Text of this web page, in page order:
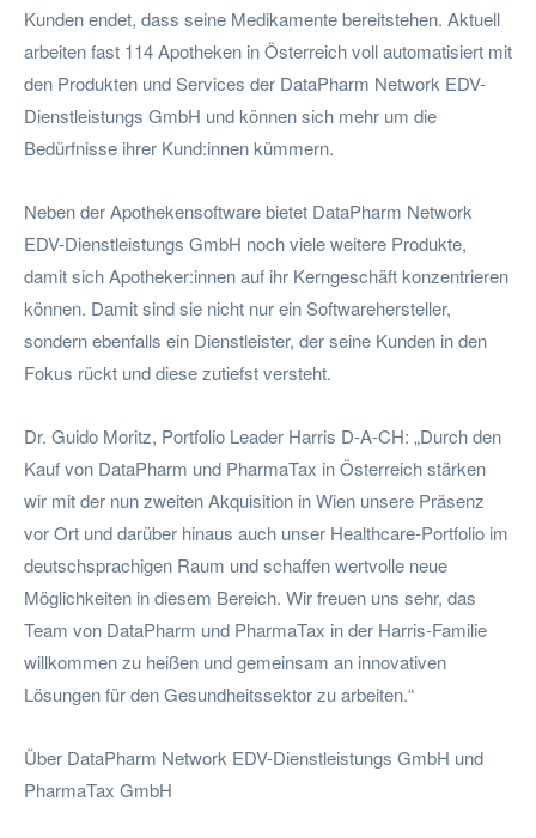
Kunden endet, dass seine Medikamente bereitstehen. Aktuell
arbeiten fast 114 Apotheken in Österreich voll automatisiert mit
den Produkten und Services der DataPharm Network EDV-
Dienstleistungs GmbH und können sich mehr um die
Bedürfnisse ihrer Kund:innen kümmern.
Neben der Apothekensoftware bietet DataPharm Network
EDV-Dienstleistungs GmbH noch viele weitere Produkte,
damit sich Apotheker:innen auf ihr Kerngeschäft konzentrieren
können. Damit sind sie nicht nur ein Softwarehersteller,
sondern ebenfalls ein Dienstleister, der seine Kunden in den
Fokus rückt und diese zutiefst versteht.
Dr. Guido Moritz, Portfolio Leader Harris D-A-CH: „Durch den
Kauf von DataPharm und PharmaTax in Österreich stärken
wir mit der nun zweiten Akquisition in Wien unsere Präsenz
vor Ort und darüber hinaus auch unser Healthcare-Portfolio im
deutschsprachigen Raum und schaffen wertvolle neue
Möglichkeiten in diesem Bereich. Wir freuen uns sehr, das
Team von DataPharm und PharmaTax in der Harris-Familie
willkommen zu heißen und gemeinsam an innovativen
Lösungen für den Gesundheitssektor zu arbeiten.“
Über DataPharm Network EDV-Dienstleistungs GmbH und
PharmaTax GmbH